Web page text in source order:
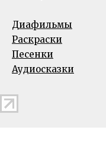
Диафильмы
Раскраски
Песенки
Аудиосказки